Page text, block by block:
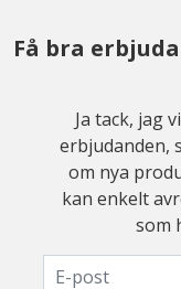
Få bra
Ja tack, jag
erbjudanden,
om nya
kan enkelt
som